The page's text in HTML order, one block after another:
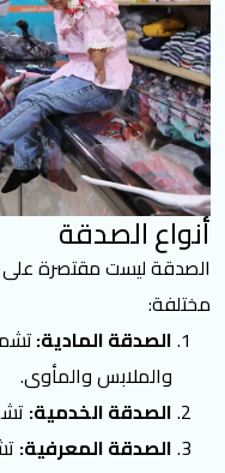
أنواع الصدقة
الصدقة ليست مقتصرة على
مختلفة:
الصدقة المادية:
والملابس والمأوى.
الصدقة الخدمية:
الصدقة المعرفية: